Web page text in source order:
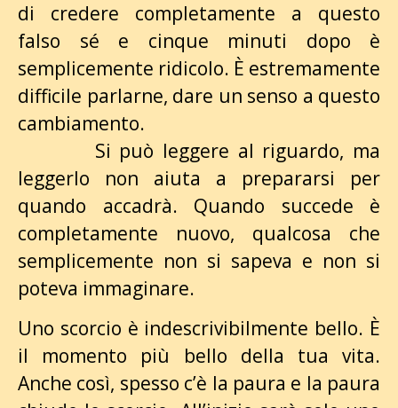
di credere completamente a questo
falso sé e cinque minuti dopo è
semplicemente ridicolo. È estremamente
difficile parlarne, dare un senso a questo
cambiamento.
Si può leggere al riguardo, ma
leggerlo non aiuta a prepararsi per
quando accadrà. Quando succede è
completamente nuovo, qualcosa che
semplicemente non si sapeva e non si
poteva immaginare.
Uno scorcio è indescrivibilmente bello. È
il momento più bello della tua vita.
Anche così, spesso c’è la paura e la paura